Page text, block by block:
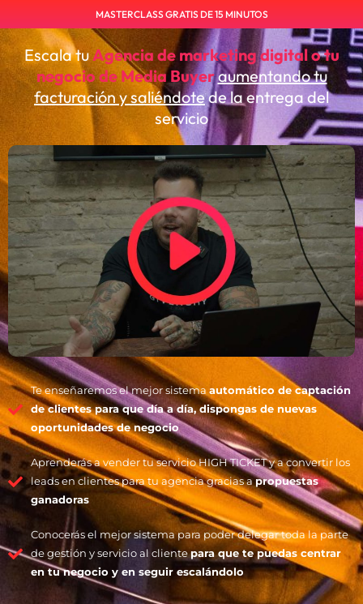
MASTERCLASS GRATIS DE 15 MINUTOS
Escala tuAgencia de marketing digital o tu
negocio de Media Buyeraumentando tu
facturación y saliéndotede la entrega del
servicio
Te enseñaremos el mejor sistema automático de captación
de clientes para que día a día, dispongas de nuevas
oportunidades de negocio
Aprenderás a vender tu servicio HIGH TICKET y a convertir los
leads en clientes para tu agencia gracias apropuestas
ganadoras
Conocerás el mejor sistema para poder delegar toda la parte
de gestión y servicio al clientepara que te puedas centrar
en tu negocio y en seguir escalándolo